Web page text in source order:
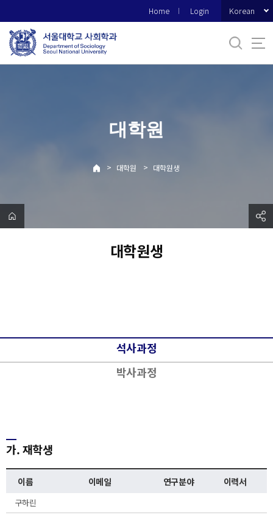
로
메
Home Login Korean
대학원
> 대학원 > 대학원생
대학원생
석사과정
박사과정
가. 재학생
이름 이메일 연구분야 이력서
구하린